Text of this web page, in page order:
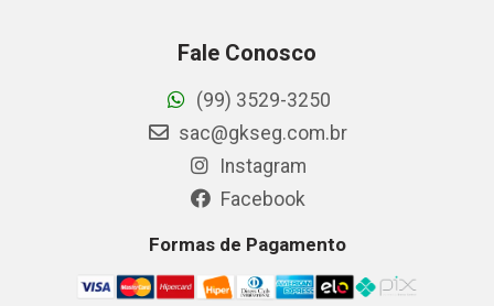
Fale Conosco
(99) 3529-3250
sac@gkseg.com.br
Instagram
Facebook
Formas de Pagamento